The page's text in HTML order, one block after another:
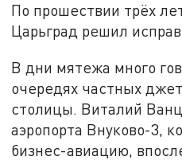
По прошествии трёх
Царьград решил
В дни мятежа много
очередях частных
столицы. Виталий
аэропорта Внуково-3,
бизнес-авиацию,